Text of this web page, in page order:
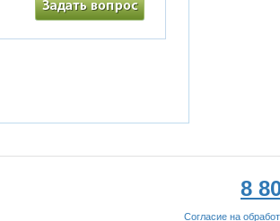
8
Согласие на